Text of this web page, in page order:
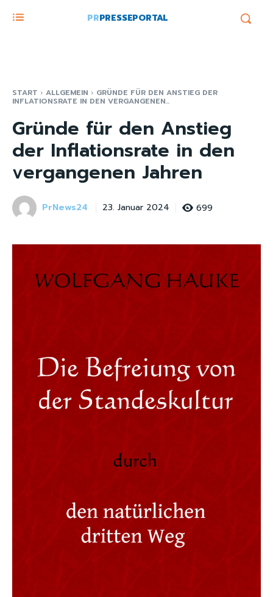
PRPRESSEPORTAL
START ALLGEMEIN GRÜNDE FÜR DEN ANSTIEG DER
INFLATIONSRATE IN DEN VERGANGENEN...
Gründe für den Anstieg
der Inflationsrate in den
vergangenen Jahren
PrNews24 23. Januar 2024 699